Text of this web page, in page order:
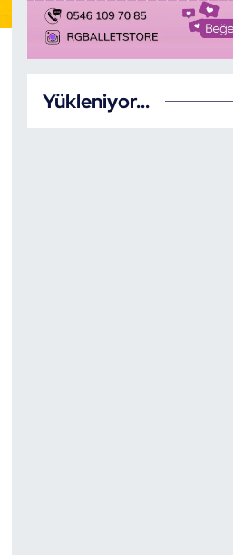
Yükleniyor...